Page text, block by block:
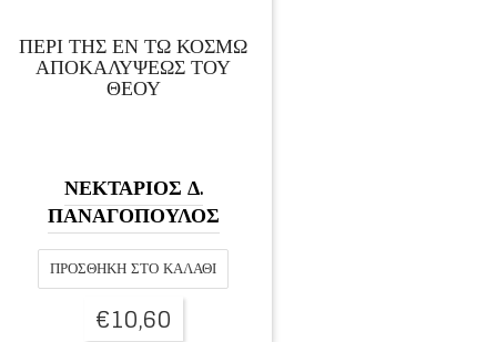
ΠΕΡΙ ΤΗΣ ΕΝ ΤΩ ΚΟΣΜΩ
ΑΠΟΚΑΛΥΨΕΩΣ ΤΟΥ
ΘΕΟΥ
ΝΕΚΤΑΡΙΟΣ Δ.
ΠΑΝΑΓΟΠΟΥΛΟΣ
ΠΡΟΣΘΉΚΗ ΣΤΟ ΚΑΛΆΘΙ
€10,60